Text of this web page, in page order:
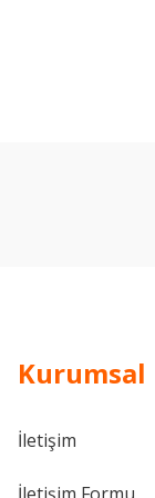
Kurumsal
İletişim